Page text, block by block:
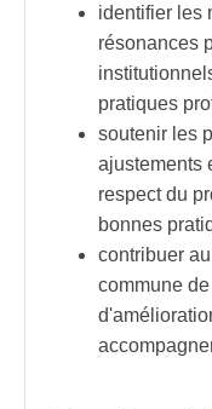
identifier les
résonances
pratiques
soutenir les
ajustements
respect du
bonnes
contribuer
commune